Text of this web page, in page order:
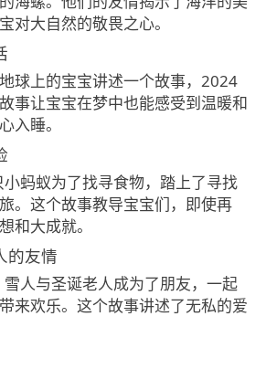
对大自然的敬畏之心。
球上的宝宝讲述一个故事，2024
事让宝宝在梦中也能感受到温暖和
入睡。
蚂蚁为了找寻食物，踏上了寻找
。这个故事教导宝宝们，即使再
和大成就。
的友情
人与圣诞老人成为了朋友，一起
来欢乐。这个故事讲述了无私的爱